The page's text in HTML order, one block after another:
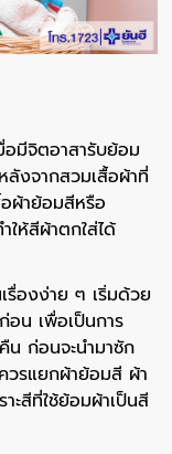
จิตอาสารับย้อม
ลังจากสวมเสื้อผ้าที่
ผ้าย้อมสีหรือ
ให้สีผ้าตกใส่ได้
องง่าย ๆ เริ่มด้วย
น เพื่อเป็นการ
น ก่อนจะนำมาซัก
รแยกผ้าย้อมสี ผ้า
ะสีที่ใช้ย้อมผ้าเป็นสี